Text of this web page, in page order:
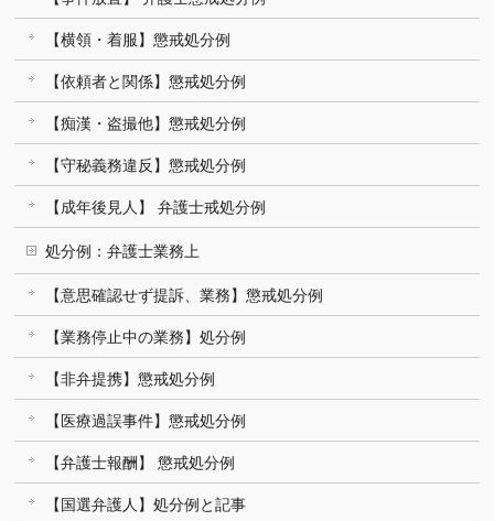
【横領・着服】懲戒処分例
【依頼者と関係】懲戒処分例
【痴漢・盗撮他】懲戒処分例
【守秘義務違反】懲戒処分例
【成年後見人】 弁護士戒処分例
処分例：弁護士業務上
【意思確認せず提訴、業務】懲戒処分例
【業務停止中の業務】処分例
【非弁提携】懲戒処分例
【医療過誤事件】懲戒処分例
【弁護士報酬】 懲戒処分例
【国選弁護人】処分例と記事